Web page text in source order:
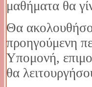
μαθήματα θα
Θα
προηγούμενη
Υπομονή,
θα